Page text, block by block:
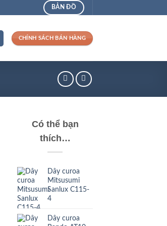
BẢN ĐỒ
CHÍNH SÁCH BÁN HÀNG
Có thể bạn
thích…
Dây curoa
Mitsusumi
Sanlux C115-
4
Dây curoa